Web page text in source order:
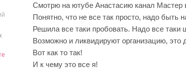
Смотрю на ютубе Анастасию канал
Понятно, что не все так просто, надо быть
Решила все таки пробовать. Надо все
Возможно и ликвидируют организацию, это
Вот как то так!
И к чему это все я!